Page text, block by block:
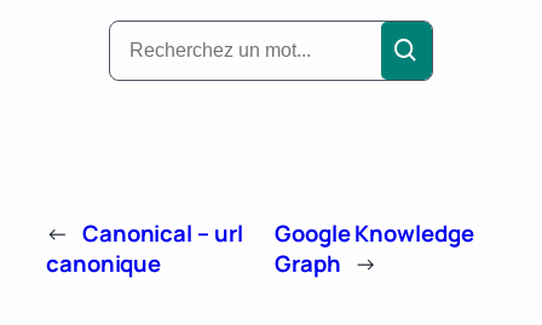
← Canonical – url
canonique
Google Knowledge
Graph →